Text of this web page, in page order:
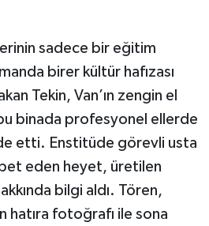
sadece bir eğitim
birer kültür hafızası
Tekin, Van’ın zengin el
binada profesyonel ellerde
etti. Enstitüde görevli usta
eden heyet, üretilen
bilgi aldı. Tören,
hatıra fotoğrafı ile sona